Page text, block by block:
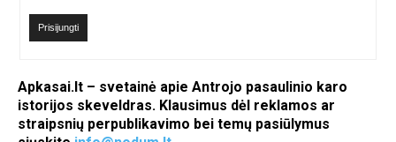
Prisijungti
Apkasai.lt – svetainė apie Antrojo pasaulinio karo
istorijos skeveldras. Klausimus dėl reklamos ar
straipsnių perpublikavimo bei temų pasiūlymus